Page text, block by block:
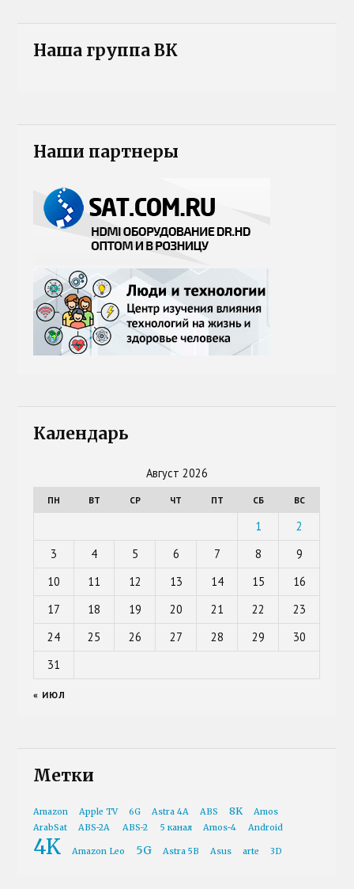
Наша группа ВК
Наши партнеры
Календарь
Август 2026
ПН ВТ СР ЧТ ПТ СБ ВС
1
2
3
4 5 6 7 8
9
10
11 12 13 14 15
16
17
18 19 20 21 22
23
24
25 26 27 28 29
30
31
« ИЮЛ
Метки
Amazon Apple TV 6G Astra 4A ABS 8K
Amos
ArabSat
ABS-2A ABS-2 5 канал Amos-4 Android
4K Amazon Leo 5G Astra 5B Asus arte 3D